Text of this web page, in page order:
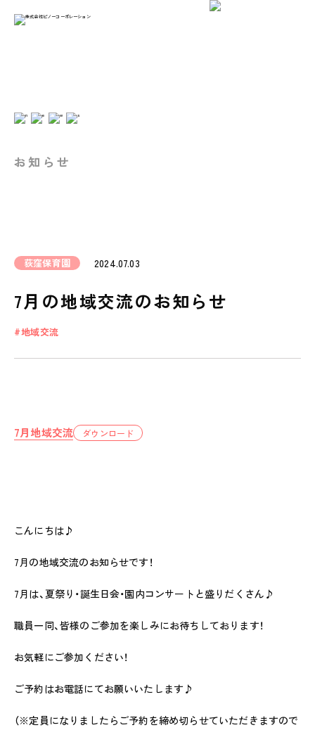
ご家庭とのこと
全園一覧
PINOKIO'S HOUSE
cocoiro
放課後等デイサービス
お知らせ
荻窪保育園 2024.07.03
7月の地域交流のお知らせ
地域交流
7月地域交流 ダウンロード
こんにちは♪
7月の地域交流のお知らせです！
7月は、夏祭り・誕生日会・園内コンサートと盛りだくさん♪
職員一同、皆様のご参加を楽しみにお待ちしております！
お気軽にご参加ください！
ご予約はお電話にてお願いいたします♪
（※定員になりましたらご予約を締め切らせていただきますので